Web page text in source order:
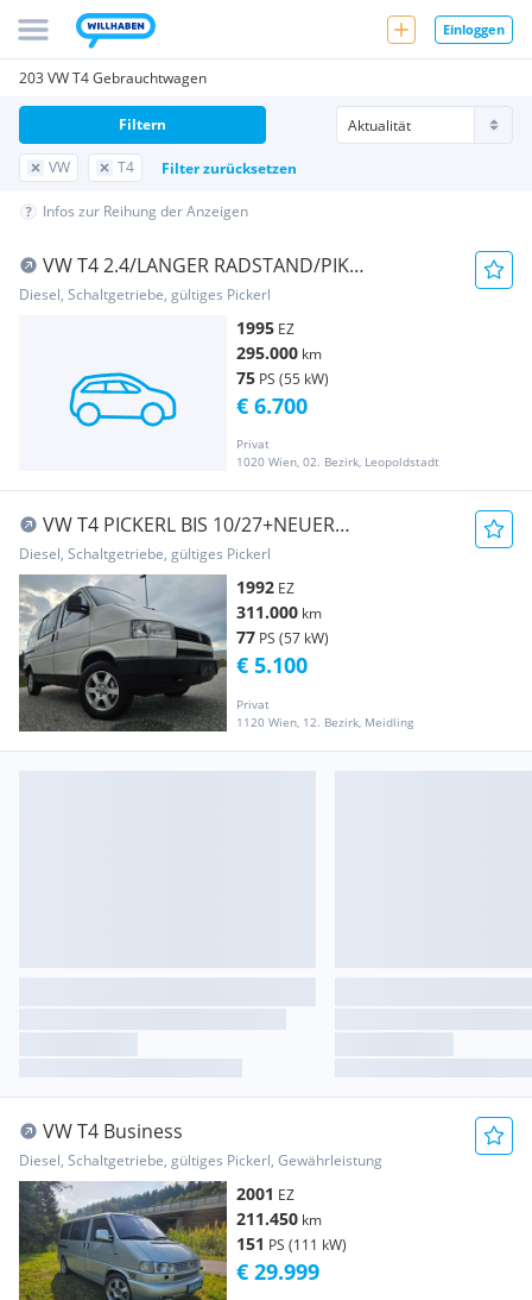
Einloggen
203 VW T4 Gebrauchtwagen
VW T4 Filter zurücksetzen
Filtern
Infos zur Reihung der Anzeigen
VW T4 2.4/LANGER RADSTAND/PIK
8/27*ALU/AHK/GEPFLEGT TOP
Diesel, Schaltgetriebe, gültiges Pickerl
1995 EZ
295.000 km
75 PS (55 kW)
Privat
1020 Wien, 02. Bezirk, Leopoldstadt
€ 6.700
VW T4 PICKERL BIS 10/27+NEUER
SERVICE//SCHNAPPER/TOP
Diesel, Schaltgetriebe, gültiges Pickerl
1992 EZ
311.000 km
77 PS (57 kW)
Privat
1120 Wien, 12. Bezirk, Meidling
€ 5.100
VW T4 Business
Diesel, Schaltgetriebe, gültiges Pickerl, Gewährleistung
2001 EZ
211.450 km
151 PS (111 kW)
€ 29.999